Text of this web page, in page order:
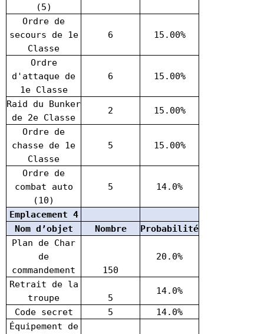
(5)
Ordre de
secours de 1e
Classe
6 15.00%
Ordre
d'attaque de
1e Classe
6 15.00%
Raid du Bunker
de 2e Classe
2 15.00%
Ordre de
chasse de 1e
Classe
5 15.00%
Ordre de
combat auto
(10)
5 14.0%
Emplacement 4
Nom d’objet
Nombre
Probabilité
Plan de Char
de
commandement
150
20.0%
Retrait de la
troupe
5
14.0%
Code secret 5
14.0%
Équipement de